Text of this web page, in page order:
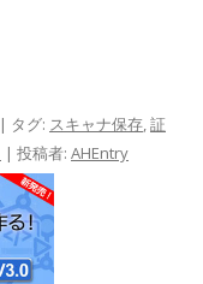
| タグ: スキャナ保存 証
| 投稿者: AHEntry